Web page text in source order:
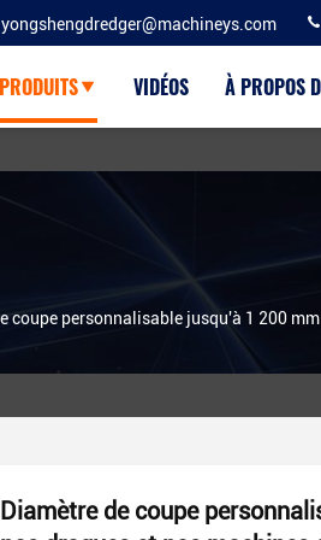
yongshengdredger@machineys.com
PRODUITS VIDÉOS À PROPOS
coupe personnalisable jusqu'à 1 200
Diamètre de coupe